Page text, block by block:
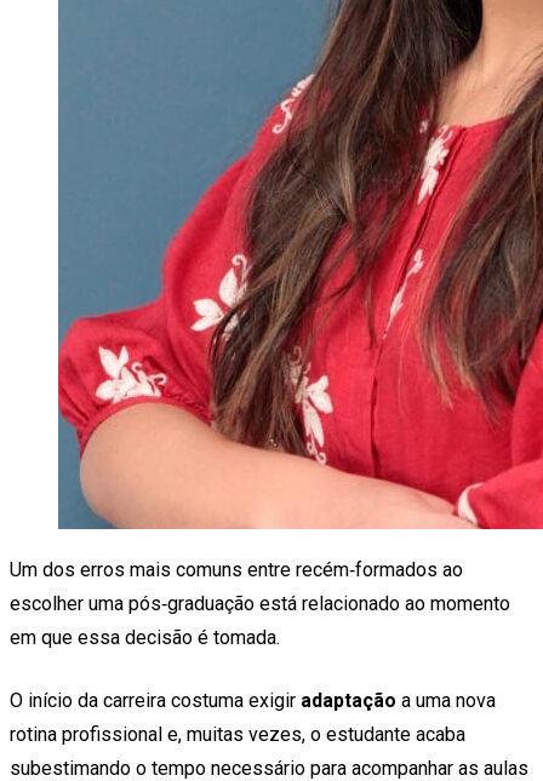
Um dos erros mais comuns entre recém‑formados ao
escolher uma pós‑graduação está relacionado ao momento
em que essa decisão é tomada.
O início da carreira costuma exigir adaptação a uma nova
rotina profissional e, muitas vezes, o estudante acaba
subestimando o tempo necessário para acompanhar as aulas